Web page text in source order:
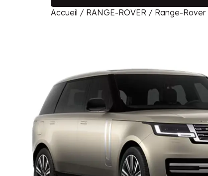
Accueil / RANGE-ROVER / Range-Rover